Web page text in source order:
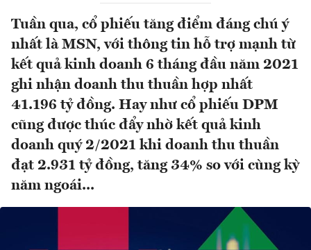
Tuần qua, cổ phiếu tăng điểm đáng chú ý
nhất là MSN, với thông tin hỗ trợ mạnh từ
kết quả kinh doanh 6 tháng đầu năm 2021
ghi nhận doanh thu thuần hợp nhất
41.196 tỷ đồng. Hay như cổ phiếu DPM
cũng được thúc đẩy nhờ kết quả kinh
doanh quý 2/2021 khi doanh thu thuần
đạt 2.931 tỷ đồng, tăng 34% so với cùng kỳ
năm ngoái...